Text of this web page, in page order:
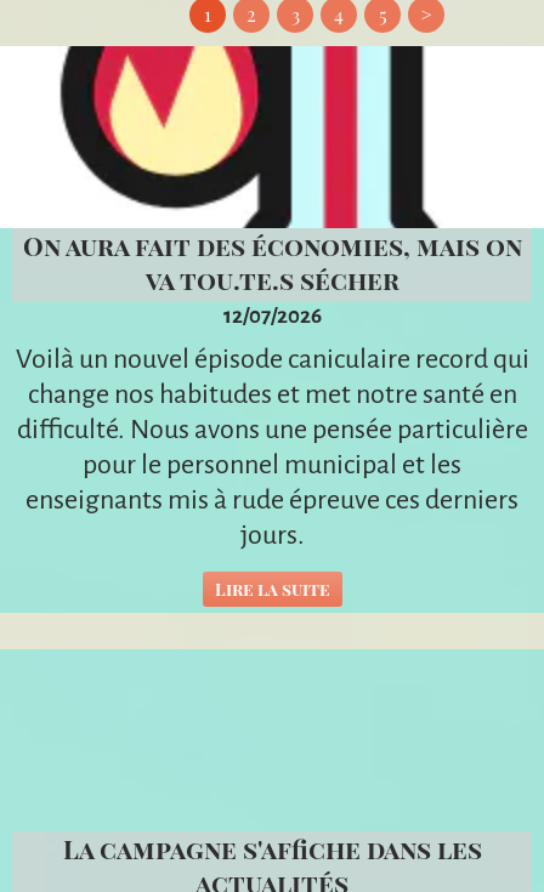
1
2 3 4 5 >
On aura fait des économies, mais on
va tou.te.s sécher
12/07/2026
Voilà un nouvel épisode caniculaire record qui
change nos habitudes et met notre santé en
difficulté. Nous avons une pensée particulière
pour le personnel municipal et les
enseignants mis à rude épreuve ces derniers
jours.
Lire la suite
La campagne s'affiche dans les
actualités